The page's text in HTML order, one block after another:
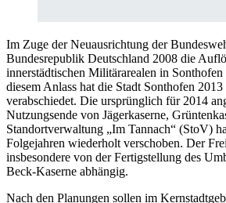
Im Zuge der Neuausrichtung der
Bundesrepublik Deutschland 2008 die
innerstädtischen Militärarealen in Sonthofen
diesem Anlass hat die Stadt Sonthofen
verabschiedet. Die ursprünglich für 2014
Nutzungsende von Jägerkaserne,
Standortverwaltung „Im Tannach“ (StoV)
Folgejahren wiederholt verschoben. Der
insbesondere von der Fertigstellung des
Beck-Kaserne abhängig.
Nach den Planungen sollen im